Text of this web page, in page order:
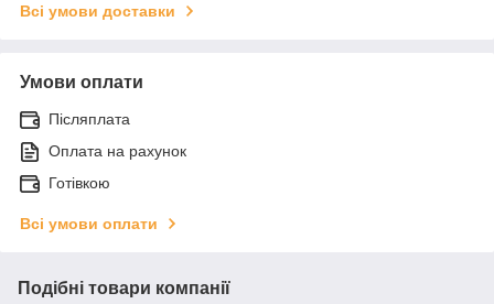
Всі умови доставки
Умови оплати
Післяплата
Оплата на рахунок
Готівкою
Всі умови оплати
Подібні товари компанії